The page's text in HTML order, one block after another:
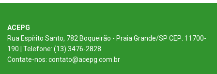
ACEPG
Rua Espírito Santo, 782 Boqueirão - Praia Grande/SP CEP: 11700-
190 | Telefone: (13) 3476-2828
Contate-nos: contato@acepg.com.br